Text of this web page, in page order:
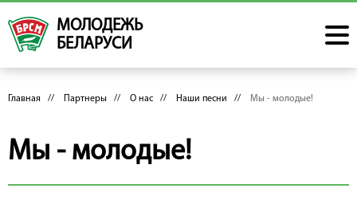
МОЛОДЕЖЬ
БЕЛАРУСИ
Главная // Партнеры // О нас // Наши песни // Мы - молодые!
Мы - молодые!